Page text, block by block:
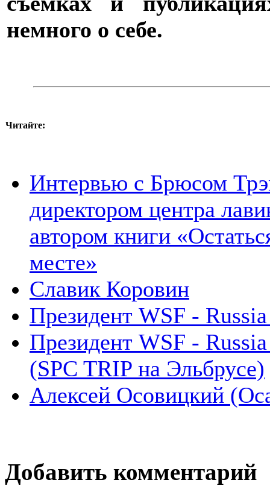
немного о себе.
Читайте:
Интервью с Брюсом
директором центра
автором книги
месте»
Славик Коровин
Президент WSF -
Президент WSF -
(SPC TRIP на Эльбрусе)
Алексей Осовицкий
Добавить комментарий